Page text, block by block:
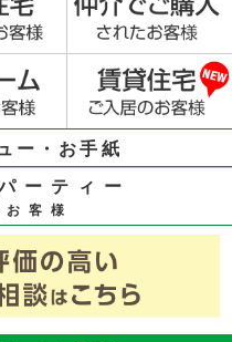
ー・お手紙
ーティー
客様